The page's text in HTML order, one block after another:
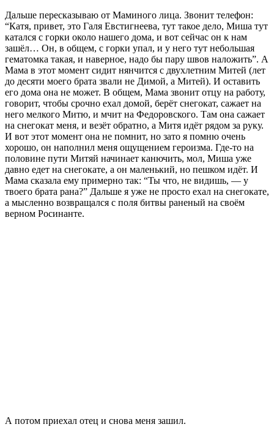
Дальше пересказываю от Маминого лица. Звонит телефон:
“Катя, привет, это Галя Евстигнеева, тут такое дело, Миша тут
катался с горки около нашего дома, и вот сейчас он к нам
зашёл… Он, в общем, с горки упал, и у него тут небольшая
гематомка такая, и наверное, надо бы пару швов наложить”. А
Мама в этот момент сидит нянчится с двухлетним Митей (лет
до десяти моего брата звали не Димой, а Митей). И оставить
его дома она не может. В общем, Мама звонит отцу на работу,
говорит, чтобы срочно ехал домой, берёт снегокат, сажает на
него мелкого Митю, и мчит на Федоровского. Там она сажает
на снегокат меня, и везёт обратно, а Митя идёт рядом за руку.
И вот этот момент она не помнит, но зато я помню очень
хорошо, он наполнил меня ощущением героизма. Где-то на
половине пути Митяй начинает канючить, мол, Миша уже
давно едет на снегокате, а он маленький, но пешком идёт. И
Мама сказала ему примерно так: “Ты что, не видишь, — у
твоего брата рана?” Дальше я уже не просто ехал на снегокате,
а мысленно возвращался с поля битвы раненый на своём
верном Росинанте.
А потом приехал отец и снова меня зашил.